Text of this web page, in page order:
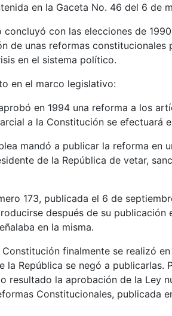
en la Gaceta No. 46 del 6 de
con las elecciones de
de unas reformas constitucionales
en el sistema político.
en el marco legislativo:
en 1994 una reforma a los
a la Constitución se efectuará
mandó a publicar la reforma en
de la República de vetar,
173, publicada el 6 de
después de su publicación
en la misma.
finalmente se realizó
la República se negó a publicarlas.
resultado la aprobación de la Ley
Constitucionales, publicada